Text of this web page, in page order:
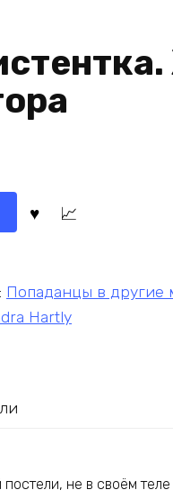
Попаданцы в другие
Hartly
не в своём